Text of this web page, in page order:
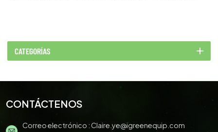
CATEGORÍAS
CONTÁCTENOS
Correo electrónico :Claire.ye@igreenequip.com